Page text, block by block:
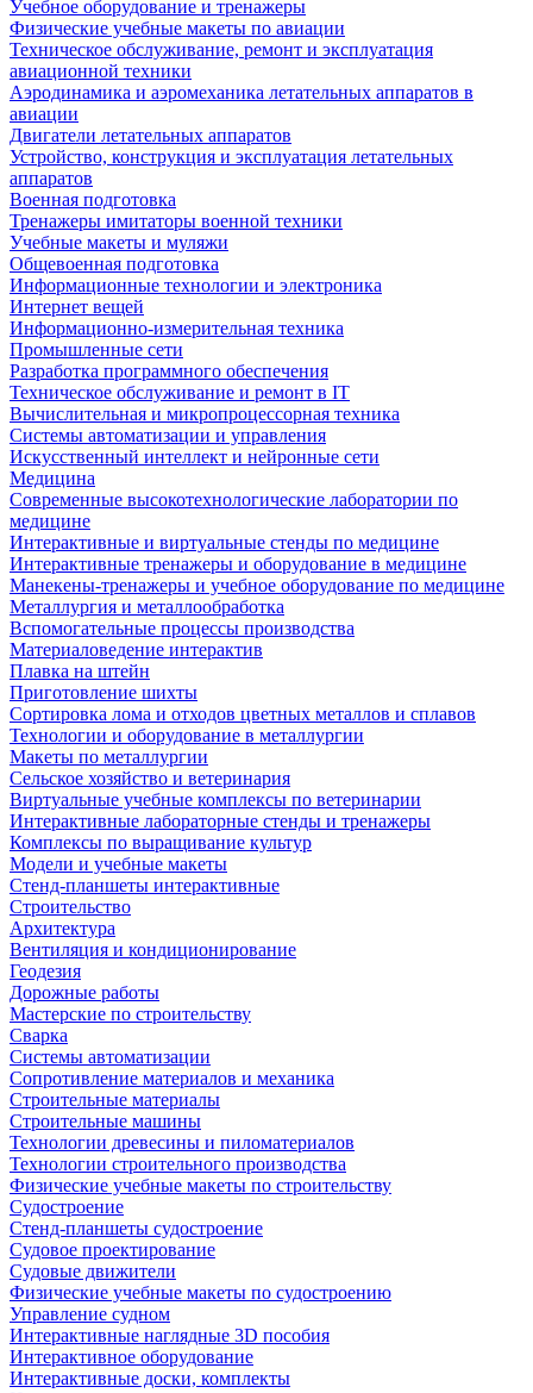
Учебное оборудование и тренажеры
Физические учебные макеты по авиации
Техническое обслуживание, ремонт и эксплуатация
авиационной техники
Аэродинамика и аэромеханика летательных аппаратов в
авиации
Двигатели летательных аппаратов
Устройство, конструкция и эксплуатация летательных
аппаратов
Военная подготовка
Тренажеры имитаторы военной техники
Учебные макеты и муляжи
Общевоенная подготовка
Информационные технологии и электроника
Интернет вещей
Информационно-измерительная техника
Промышленные сети
Разработка программного обеспечения
Техническое обслуживание и ремонт в IT
Вычислительная и микропроцессорная техника
Системы автоматизации и управления
Искусственный интеллект и нейронные сети
Медицина
Современные высокотехнологические лаборатории по
медицине
Интерактивные и виртуальные стенды по медицине
Интерактивные тренажеры и оборудование в медицине
Манекены-тренажеры и учебное оборудование по медицине
Металлургия и металлообработка
Вспомогательные процессы производства
Материаловедение интерактив
Плавка на штейн
Приготовление шихты
Сортировка лома и отходов цветных металлов и сплавов
Технологии и оборудование в металлургии
Макеты по металлургии
Сельское хозяйство и ветеринария
Виртуальные учебные комплексы по ветеринарии
Интерактивные лабораторные стенды и тренажеры
Комплексы по выращивание культур
Модели и учебные макеты
Стенд-планшеты интерактивные
Строительство
Архитектура
Вентиляция и кондиционирование
Геодезия
Дорожные работы
Мастерские по строительству
Сварка
Системы автоматизации
Сопротивление материалов и механика
Строительные материалы
Строительные машины
Технологии древесины и пиломатериалов
Технологии строительного производства
Физические учебные макеты по строительству
Судостроение
Стенд-планшеты судостроение
Судовое проектирование
Судовые движители
Физические учебные макеты по судостроению
Управление судном
Интерактивные наглядные 3D пособия
Интерактивное оборудование
Интерактивные доски, комплекты